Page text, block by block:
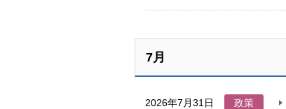
7月
2026年7月31日 政策